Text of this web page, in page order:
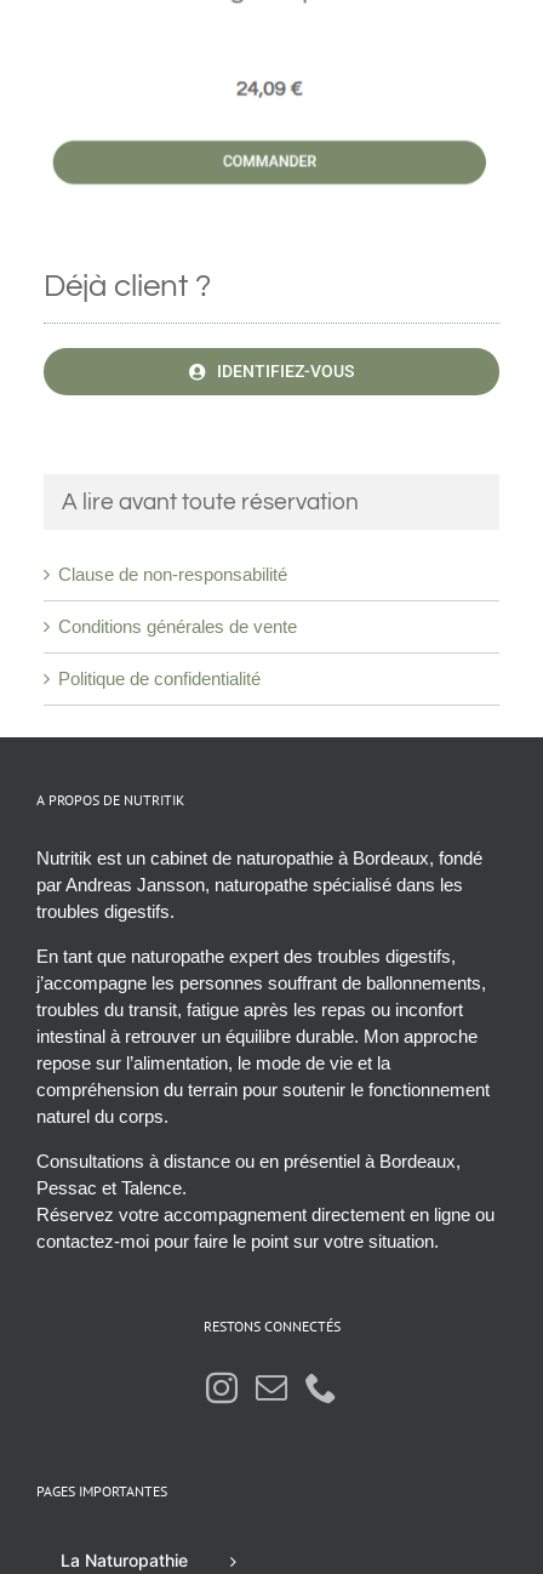
Déjà client ?
IDENTIFIEZ-VOUS
A lire avant toute réservation
Clause de non-responsabilité
Conditions générales de vente
Politique de confidentialité
A PROPOS DE NUTRITIK
Nutritik est un cabinet de naturopathie à Bordeaux, fondé
par Andreas Jansson, naturopathe spécialisé dans les
troubles digestifs.
En tant que naturopathe expert des troubles digestifs,
j’accompagne les personnes souffrant de ballonnements,
troubles du transit, fatigue après les repas ou inconfort
intestinal à retrouver un équilibre durable. Mon approche
repose sur l’alimentation, le mode de vie et la
compréhension du terrain pour soutenir le fonctionnement
naturel du corps.
Consultations à distance ou en présentiel à Bordeaux,
Pessac et Talence.
Réservez votre accompagnement directement en ligne ou
contactez-moi pour faire le point sur votre situation.
RESTONS CONNECTÉS
PAGES IMPORTANTES
La Naturopathie